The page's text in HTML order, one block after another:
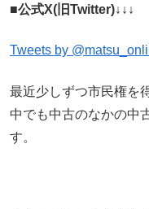
■公式X(旧Twitter)↓↓↓
Tweets by
最近少しずつ市民権を
中でも中古のなかの中
す。